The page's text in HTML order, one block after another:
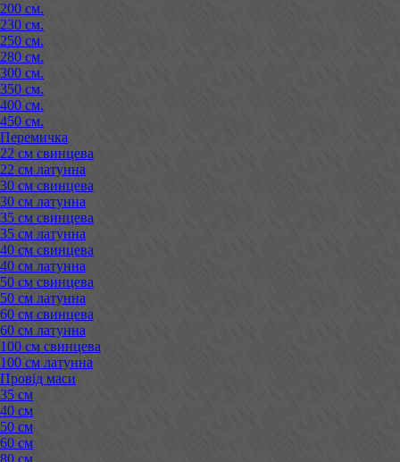
200 см.
230 см.
250 см.
280 см.
300 см.
350 см.
400 см.
450 см.
Перемичка
22 см свинцева
22 см латунна
30 см свинцева
30 см латунна
35 см свинцева
35 см латунна
40 см свинцева
40 см латунна
50 см свинцева
50 см латунна
60 см свинцева
60 см латунна
100 см свинцева
100 см латунна
Провід маси
35 см
40 см
50 см
60 см
80 см